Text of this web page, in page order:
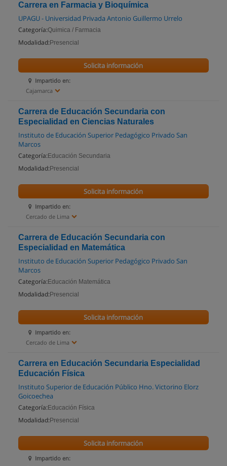
Carrera en Farmacia y Bioquímica
UPAGU - Universidad Privada Antonio Guillermo Urrelo
Categoría:Quimica / Farmacia
Modalidad: Presencial
Impartido en:
Cajamarca
Solicita información
Carrera de Educación Secundaria con
Especialidad en Ciencias Naturales
Instituto de Educación Superior Pedagógico Privado San
Marcos
Categoría: Educación Secundaria
Modalidad: Presencial
Impartido en:
Cercado de Lima
Solicita información
Carrera de Educación Secundaria con
Especialidad en Matemática
Instituto de Educación Superior Pedagógico Privado San
Marcos
Categoría: Educación Matemática
Modalidad: Presencial
Impartido en:
Cercado de Lima
Solicita información
Carrera en Educación Secundaria Especialidad
Educación Física
Instituto Superior de Educación Público Hno. Victorino Elorz
Goicoechea
Categoría: Educación Física
Modalidad: Presencial
Impartido en:
Solicita información